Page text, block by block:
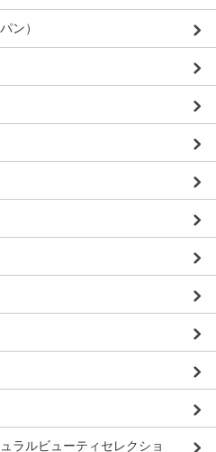
ン）
ラルビューティセレクショ